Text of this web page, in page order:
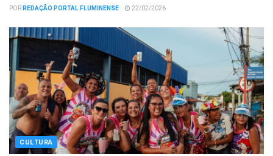
PORREDAÇÃO PORTAL FLUMINENSE 22/02/2026
CULTURA